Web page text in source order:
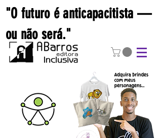
"O futuro é anticapacitista —
ou não será."